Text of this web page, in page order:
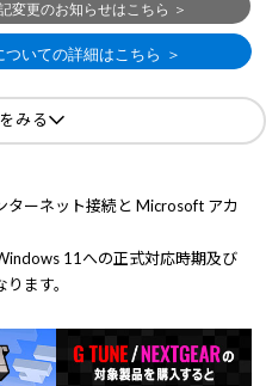
みる
ーネット接続と Microsoft アカ
11への正式対応時期及び
ます。